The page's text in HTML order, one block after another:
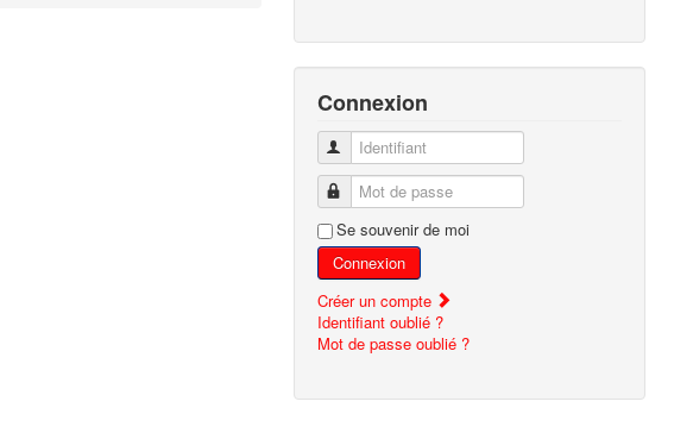
Connexion
Identifiant
Mot de passe
Se souvenir de moi
Connexion
Créer un compte
Identifiant oublié ?
Mot de passe oublié ?